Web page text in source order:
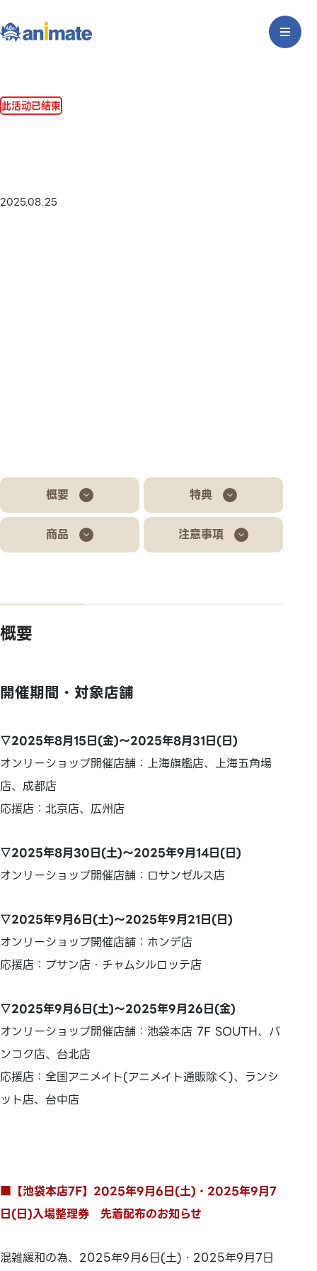
此活动已结束
2025.08.25
概要 特典
商品 注意事項
概要
開催期間・対象店舗
▽2025年8月15日(金)～2025年8月31日(日)
オンリーショップ開催店舗：上海旗艦店、上海五角場
店、成都店
応援店：北京店、広州店
▽2025年8月30日(土)～2025年9月14日(日)
オンリーショップ開催店舗：ロサンゼルス店
▽2025年9月6日(土)～2025年9月21日(日)
オンリーショップ開催店舗：ホンデ店
応援店：プサン店・チャムシルロッテ店
▽2025年9月6日(土)～2025年9月26日(金)
オンリーショップ開催店舗：池袋本店 7F SOUTH、バ
ンコク店、台北店
応援店：全国アニメイト(アニメイト通販除く)、ランシ
ット店、台中店
■【池袋本店7F】2025年9月6日(土)・2025年9月7
日(日)入場整理券 先着配布のお知らせ
混雑緩和の為、2025年9月6日(土)・2025年9月7日